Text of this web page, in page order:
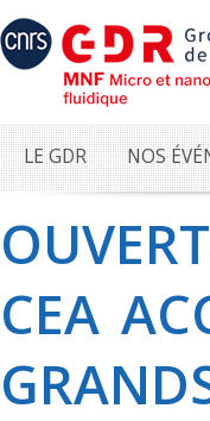
LE GDR NOS
CEA